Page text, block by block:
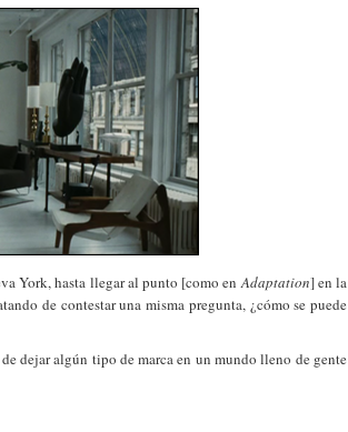
York, hasta llegar al punto [como enAdaptation] en la
de contestar una misma pregunta, ¿cómo se puede
dejar algún tipo de marca en un mundo lleno de gente